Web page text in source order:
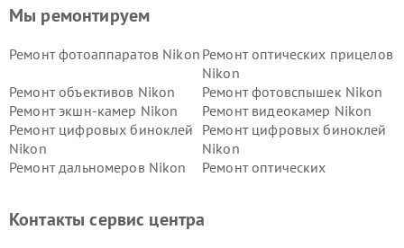
Мы ремонтируем
Ремонт фотоаппаратов Nikon Ремонт оптических прицелов
Nikon
Ремонт объективов Nikon
Ремонт фотовспышек Nikon
Ремонт экшн-камер Nikon
Ремонт видеокамер Nikon
Ремонт цифровых биноклей
Nikon
Ремонт цифровых биноклей
Nikon
Ремонт дальномеров Nikon
Ремонт оптических
Контакты сервис центра